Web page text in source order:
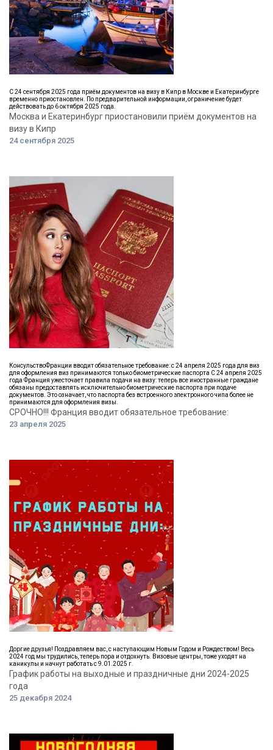
С 24 сентября 2025 года приём документов на визу в Кипр в Москве и Екатеринбурге
временно приостановлен. По предварительной информации, ограничение будет
действовать до 6 октября 2025 года.
Москва и Екатеринбург приостановили приём документов на
визу в Кипр
24 сентября 2025
КонсульствоФранции вводит обязательное требование: с 24 апреля 2025 года для виз
для оформления виз принимаются только биометрические паспорта С 24 апреля 2025
года Франция ужесточает правила подачи на визу: теперь все иностранные граждане
обязаны предоставлять исключительно биометрические паспорта при подаче
документов. Это означает, что паспорта без встроенного электронного чипа более не
принимаются для оформления визы.​
СРОЧНО!!! Франция вводит обязательное требование:
23 апреля 2025
Доргие друзья! Поздравляем вас, с наступающим Новым Годом и Рождеством! Весь
2024 год мы трудились, теперь пора и отдохнуть. Визовые центры, тоже уходят на
каникулы и начнут работать с 9.01.2025 г.
График работы на выходные и праздничные дни 2024-2025
года
25 декабря 2024